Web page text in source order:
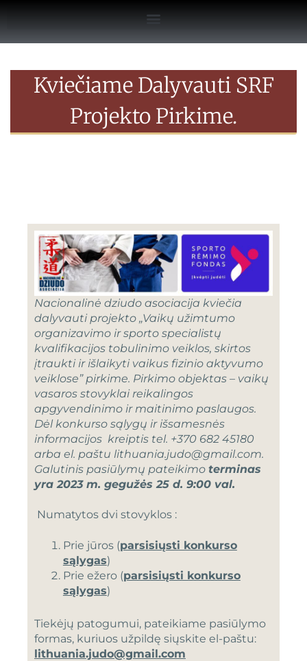
Kviečiame Dalyvauti SRF
Projekto Pirkime.
Nacionalinė dziudo asociacija kviečia
dalyvauti projekto „Vaikų užimtumo
organizavimo ir sporto specialistų
kvalifikacijos tobulinimo veiklos, skirtos
įtraukti ir išlaikyti vaikus fizinio aktyvumo
veiklose” pirkime. Pirkimo objektas – vaikų
vasaros stovyklai reikalingos
apgyvendinimo ir maitinimo paslaugos.
Dėl konkurso sąlygų ir išsamesnės
informacijos kreiptis tel. +370 682 45180
arba el. paštu lithuania.judo@gmail.com.
Galutinis pasiūlymų pateikimo terminas
yra 2023 m. gegužės 25 d. 9:00 val.
Numatytos dvi stovyklos :
Prie jūros (parsisiųsti konkurso
sąlygas)
Prie ežero (parsisiųsti konkurso
sąlygas)
Tiekėjų patogumui, pateikiame pasiūlymo
formas, kuriuos užpildę siųskite el-paštu:
lithuania.judo@gmail.com